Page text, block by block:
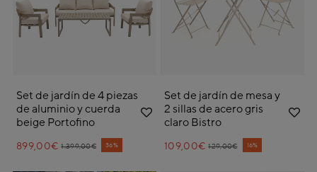
Set de jardín de 4 piezas
de aluminio y cuerda
beige Portofino
Price reduced from
1.399,00€
to 36%
899,00€
Set de jardín de mesa y
2 sillas de acero gris
claro Bistro
Price reduced from
129,00€
to 16%
109,00€